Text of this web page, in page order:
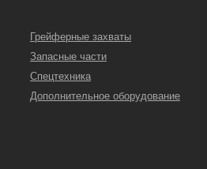
Грейферные захваты
Запасные части
Спецтехника
Дополнительное оборудование